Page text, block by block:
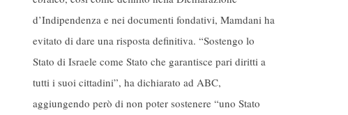
d’Indipendenza e nei documenti fondativi, Mamdani ha
evitato di dare una risposta definitiva. “Sostengo lo
Stato di Israele come Stato che garantisce pari diritti a
tutti i suoi cittadini”, ha dichiarato ad ABC,
aggiungendo però di non poter sostenere “uno Stato